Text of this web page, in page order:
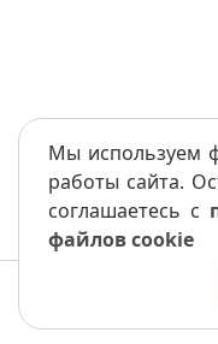
Мы используем
работы сайта.
соглашаетесь с
файлов cookie